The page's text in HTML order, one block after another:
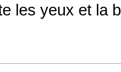
les yeux et la